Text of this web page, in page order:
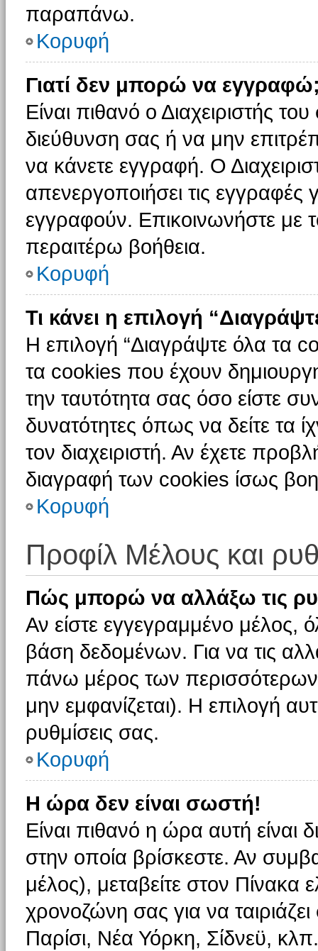
παραπάνω.
Κορυφή
Γιατί δεν μπορώ να
Είναι πιθανό ο Διαχειριστής
διεύθυνση σας ή να μην
να κάνετε εγγραφή. Ο
απενεργοποιήσει τις εγγραφές
εγγραφούν. Επικοινωνήστε με
περαιτέρω βοήθεια.
Κορυφή
Τι κάνει η επιλογή
Η επιλογή “Διαγράψτε όλα τα
τα cookies που έχουν
την ταυτότητα σας όσο είστε
δυνατότητες όπως να δείτε τα
τον διαχειριστή. Αν έχετε
διαγραφή των cookies ίσως
Κορυφή
Προφίλ Μέλους και
Πώς μπορώ να αλλάξω τις
Αν είστε εγγεγραμμένο μέλος,
βάση δεδομένων. Για να τις
πάνω μέρος των περισσότερων
μην εμφανίζεται). Η επιλογή
ρυθμίσεις σας.
Κορυφή
Η ώρα δεν είναι σωστή!
Είναι πιθανό η ώρα αυτή είναι
στην οποία βρίσκεστε. Αν
μέλος), μεταβείτε στον Πίνακα
χρονοζώνη σας για να
Παρίσι, Νέα Υόρκη, Σίδνεϋ,